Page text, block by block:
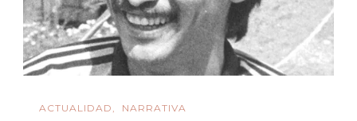
ACTUALIDAD NARRATIVA